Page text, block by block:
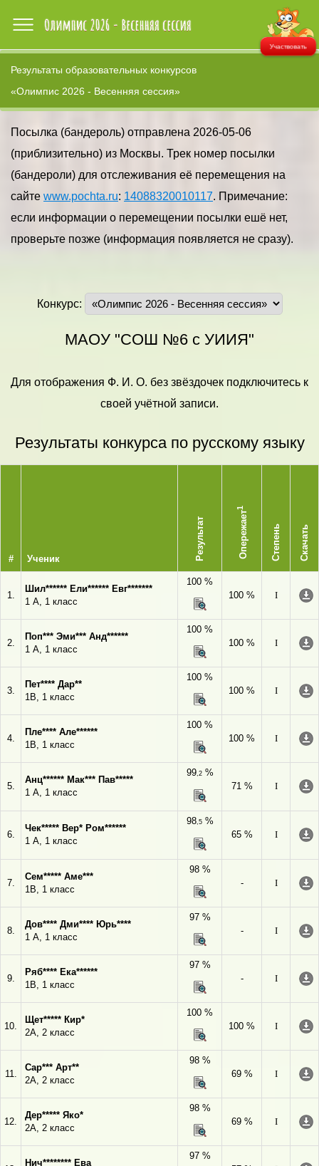
Участвовать
Результаты образовательных конкурсов
«Олимпис 2026 - Весенняя сессия»
Посылка (бандероль) отправлена 2026-05-06
(приблизительно) из Москвы. Трек номер посылки
(бандероли) для отслеживания её перемещения на
сайте www.pochta.ru: 14088320010117. Примечание:
если информации о перемещении посылки ешё нет,
проверьте позже (информация появляется не сразу).
Конкурс:
МАОУ "СОШ №6 с УИИЯ"
Для отображения Ф. И. О. без звёздочек подключитесь к
своей учётной записи.
Результаты конкурса по русскому языку
# Ученик Результат Опережает
1
Степень Скачать
1.
Шил****** Ели****** Евг*******
1 А, 1 класс
100 %
100 %
I
2.
Поп*** Эми*** Анд******
1 А, 1 класс
100 %
100 %
I
3.
Пет**** Дар**
1В, 1 класс
100 %
100 %
I
4.
Пле**** Але******
1В, 1 класс
100 %
100 %
I
5.
Анц****** Мак*** Пав*****
1 А, 1 класс
99,2%
71 %
I
6.
Чек***** Вер* Ром******
1 А, 1 класс
98,5%
65 %
I
7.
Сем***** Аме***
1В, 1 класс
98 %
-
I
8.
Дов**** Дми**** Юрь****
1 А, 1 класс
97 %
-
I
9.
Ряб**** Ека******
1В, 1 класс
97 %
-
I
10.
Щет***** Кир*
2А, 2 класс
100 %
100 %
I
11.
Сар*** Арт**
2А, 2 класс
98 %
69 %
I
12.
Дер***** Яко*
2А, 2 класс
98 %
69 %
I
Нич******** Ева
97 %